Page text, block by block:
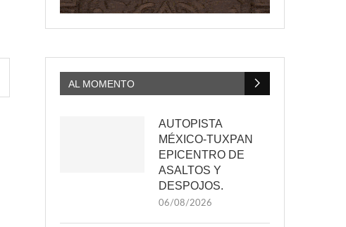
AL MOMENTO
AUTOPISTA
MÉXICO-TUXPAN
EPICENTRO DE
ASALTOS Y
DESPOJOS.
06/08/2026